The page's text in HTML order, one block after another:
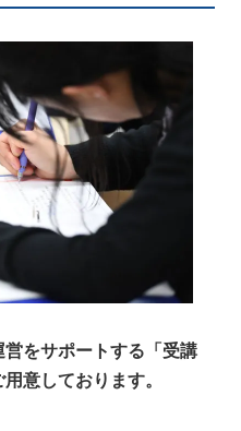
をサポートする「受講
意しております。